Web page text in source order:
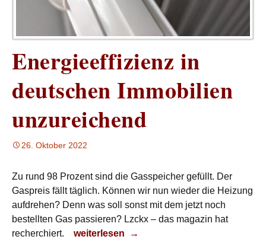
Energieeffizienz in
deutschen Immobilien
unzureichend
26. Oktober 2022
Zu rund 98 Prozent sind die Gasspeicher gefüllt. Der
Gaspreis fällt täglich. Können wir nun wieder die Heizung
aufdrehen? Denn was soll sonst mit dem jetzt noch
bestellten Gas passieren? Lzckx – das magazin hat
recherchiert.
Energieeffizienz in deutschen Immobilien
weiterlesen →